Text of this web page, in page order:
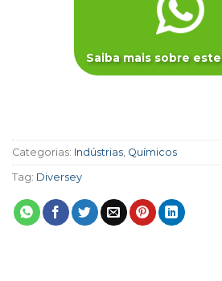
Saiba mais sobre
Categorias: Indústrias Químicos
Tag: Diversey